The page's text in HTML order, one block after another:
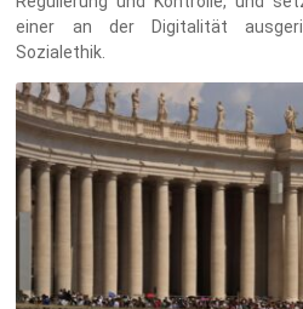
einer an der Digitalität
Sozialethik.